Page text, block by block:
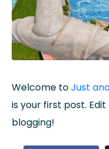
Welcome toJust
is your first post.
blogging!